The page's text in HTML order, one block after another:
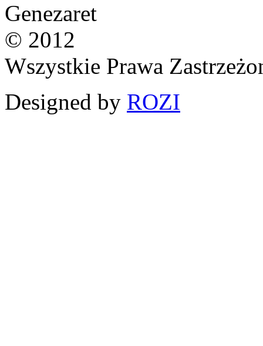
Genezaret
© 2012
Wszystkie Prawa
Designed by ROZI